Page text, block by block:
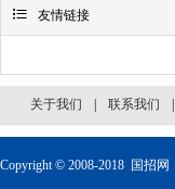
 友情链接
关于我们 联系我们
Copyright © 2008-2018 国招网